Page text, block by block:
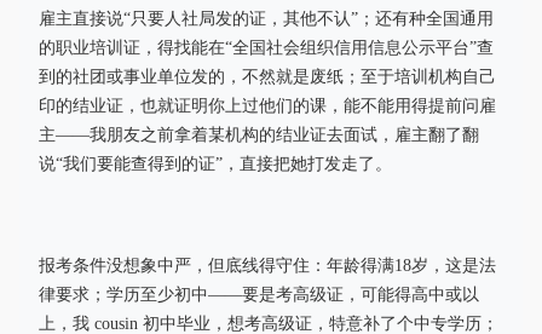
雇主直接说“只要人社局发的证，其他不认”；还有种全国通用
的职业培训证，得找能在“全国社会组织信用信息公示平台”查
到的社团或事业单位发的，不然就是废纸；至于培训机构自己
印的结业证，也就证明你上过他们的课，能不能用得提前问雇
主——我朋友之前拿着某机构的结业证去面试，雇主翻了翻
说“我们要能查得到的证”，直接把她打发走了。
报考条件没想象中严，但底线得守住：年龄得满18岁，这是法
律要求；学历至少初中——要是考高级证，可能得高中或以
上，我 cousin 初中毕业，想考高级证，特意补了个中专学历；